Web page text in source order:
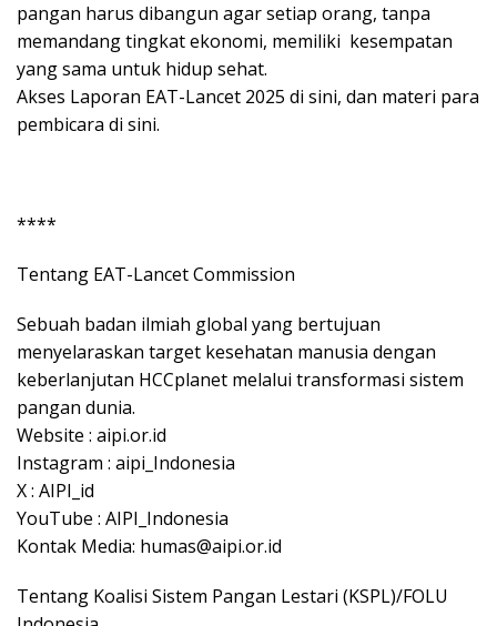
pangan harus dibangun agar setiap orang, tanpa
memandang tingkat ekonomi, memiliki kesempatan
yang sama untuk hidup sehat.
Akses Laporan EAT-Lancet 2025 di sini, dan materi para
pembicara di sini.
****
Tentang EAT-Lancet Commission
Sebuah badan ilmiah global yang bertujuan
menyelaraskan target kesehatan manusia dengan
keberlanjutan HCCplanet melalui transformasi sistem
pangan dunia.
Website : aipi.or.id
Instagram : aipi_Indonesia
X : AIPI_id
YouTube : AIPI_Indonesia
Kontak Media: humas@aipi.or.id
Tentang Koalisi Sistem Pangan Lestari (KSPL)/FOLU